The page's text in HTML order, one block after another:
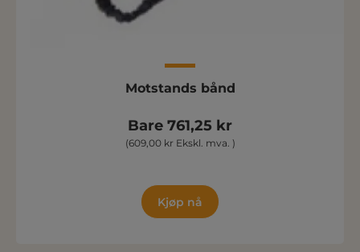
Motstands bånd
Bare 761,25 kr
(609,00 kr Ekskl. mva. )
Kjøp nå